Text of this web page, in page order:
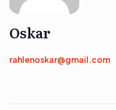
Oskar
rahlenoskar@gmail.com